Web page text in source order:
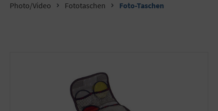
Photo/Video Fototaschen Foto-Taschen